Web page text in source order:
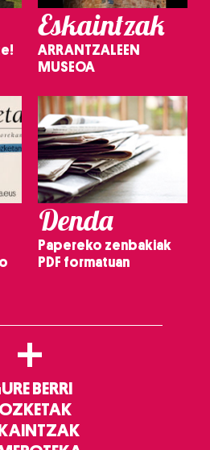
Eskaintzak
ARRANTZALEEN
MUSEOA
Denda
Papereko zenbakiak
PDF formatuan
+
BERRI